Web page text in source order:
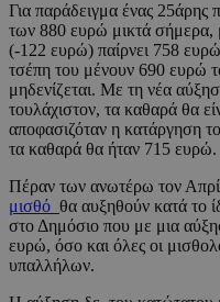
Για παράδειγμα ένας 25άρης
των 880 ευρώ μικτά σήμερα,
(-122 ευρώ) παίρνει 758
τσέπη του μένουν 690 ευρώ
μηδενίζεται. Με τη νέα
τουλάχιστον, τα καθαρά θα
αποφασιζόταν η κατάργηση
τα καθαρά θα ήταν 715 ευρώ.
Πέραν των ανωτέρω τον
μισθό θα αυξηθούν κατά το
στο Δημόσιο που με μια
ευρώ, όσο και όλες οι
υπαλλήλων.